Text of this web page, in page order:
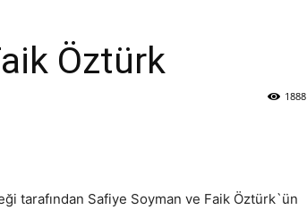
Öztürk
1888
tarafından Safiye Soyman ve Faik Öztürk`ün